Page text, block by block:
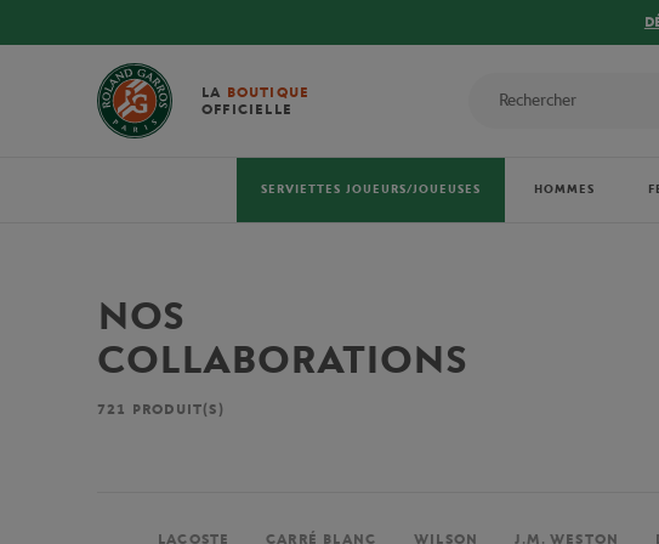
LA BOUTIQUE
OFFICIELLE
SERVIETTES JOUEURS/JOUEUSES HOMMES
NOS
COLLABORATIONS
721 PRODUIT(S)
LACOSTE CARRÉ BLANC WILSON J.M. WESTON